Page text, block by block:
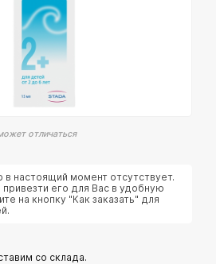
отличаться
в настоящий момент отсутствует.
его для Вас в удобную
на кнопку "Как заказать" для
со склада.